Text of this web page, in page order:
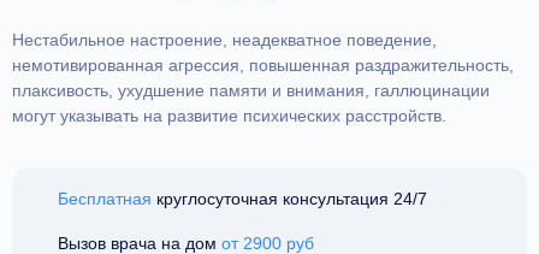
Нестабильное настроение, неадекватное поведение,
немотивированная агрессия, повышенная раздражительность,
плаксивость, ухудшение памяти и внимания, галлюцинации
могут указывать на развитие психических расстройств.
Бесплатная круглосуточная консультация 24/7
Вызов врача на дом от 2900 руб